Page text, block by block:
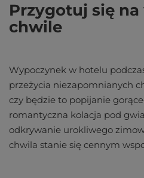
Przygotuj się
chwile
Wypoczynek w hotelu
przeżycia niezapomnianych
czy będzie to popijanie
romantyczna kolacja pod
odkrywanie urokliwego
chwila stanie się cennym